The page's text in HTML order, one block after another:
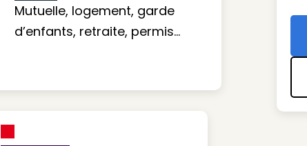
Mutuelle, logement, garde
d’enfants, retraite, permis…